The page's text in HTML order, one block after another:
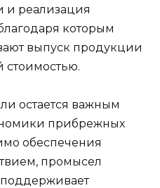
и реализация
которым
выпуск продукции
стоимостью.
остается важным
прибрежных
обеспечения
промысел
поддерживает